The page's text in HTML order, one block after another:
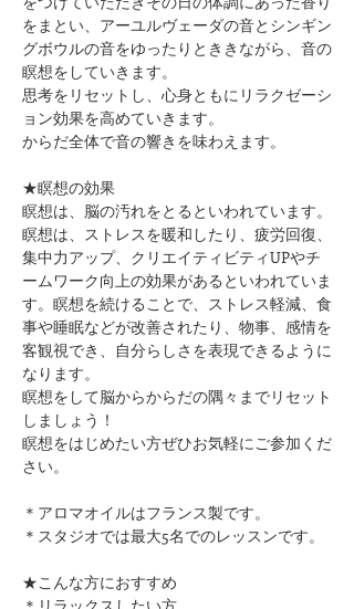
をまとい、アーユルヴェーダの音とシンギン
グボウルの音をゆったりとききながら、音の
瞑想をしていきます。
思考をリセットし、心身ともにリラクゼーシ
ョン効果を高めていきます。
からだ全体で音の響きを味わえます。
★瞑想の効果
瞑想は、脳の汚れをとるといわれています。
瞑想は、ストレスを暖和したり、疲労回復、
集中力アップ、クリエイティビティUPやチ
ームワーク向上の効果があるといわれていま
す。瞑想を続けることで、ストレス軽減、食
事や睡眠などが改善されたり、物事、感情を
客観視でき、自分らしさを表現できるように
なります。
瞑想をして脳からからだの隅々までリセット
しましょう！
瞑想をはじめたい方ぜひお気軽にご参加くだ
さい。
＊アロマオイルはフランス製です。
＊スタジオでは最大5名でのレッスンです。
★こんな方におすすめ